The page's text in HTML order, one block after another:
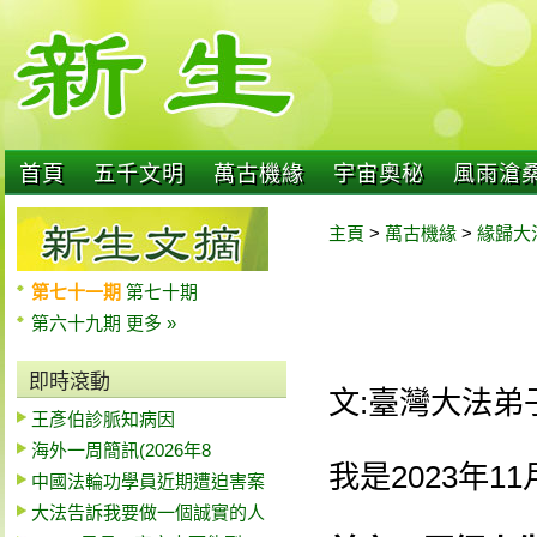
首頁 五千文明 萬古機緣 宇宙奧秘 風雨滄
第七十一期 第七十期
第六十九期 更多 »
即時滾動
王彥伯診脈知病因
海外一周簡訊(2026年8
中國法輪功學員近期遭迫害案
大法告訴我要做一個誠實的人
主頁 > 萬古機緣 > 緣歸大
文:臺灣大法弟
我是2023年11